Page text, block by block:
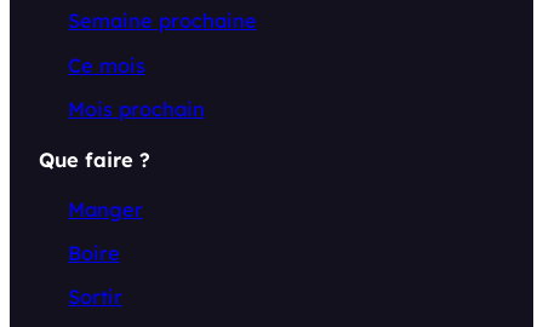
Semaine prochaine
Ce mois
Mois prochain
Que faire ?
Manger
Boire
Sortir